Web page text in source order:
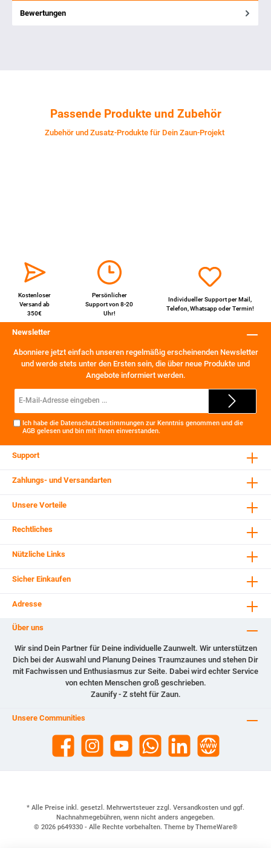
Bewertungen
Passende Produkte und Zubehör
Zubehör und Zusatz-Produkte für Dein Zaun-Projekt
Kostenloser
Versand ab
350€
Persönlicher
Support von 8-20
Uhr!
Individueller Support perMail,
Telefon,WhatsappoderTermin!
Newsletter
Abonniere jetzt einfach unseren regelmäßig erscheinenden Newsletter
und werde stets unter den Ersten sein, die über neue Produkte und
Angebote informiert werden.
Ich habe die Datenschutzbestimmungen zur Kenntnis genommen und die
AGB gelesen und bin mit ihnen einverstanden.
Support
Zahlungs- und Versandarten
Unsere Vorteile
Rechtliches
Nützliche Links
Sicher Einkaufen
Adresse
Über uns
Wir sind Dein Partner für Deine individuelle Zaunwelt. Wir unterstützen
Dich bei der Auswahl und Planung Deines Traumzaunes und stehen Dir
mit Fachwissen und Enthusiasmus zur Seite. Dabei wird echter Service
von echten Menschen groß geschrieben.
Zaunify - Z steht für Zaun.
Unsere Communities
* Alle Preise inkl. gesetzl. Mehrwertsteuer zzgl. Versandkosten und ggf.
Nachnahmegebühren, wenn nicht anders angegeben.
© 2026 p649330 - Alle Rechte vorbehalten. Theme by ThemeWare®